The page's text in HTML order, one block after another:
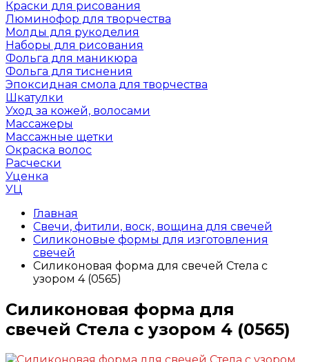
Краски для рисования
Люминофор для творчества
Молды для рукоделия
Наборы для рисования
Фольга для маникюра
Фольга для тиснения
Эпоксидная смола для творчества
Шкатулки
Уход за кожей, волосами
Массажеры
Массажные щетки
Окраска волос
Расчески
Уценка
УЦ
Главная
Свечи, фитили, воск, вощина для свечей
Силиконовые формы для изготовления
свечей
Силиконовая форма для свечей Стела с
узором 4 (0565)
Силиконовая форма для
свечей Стела с узором 4 (0565)